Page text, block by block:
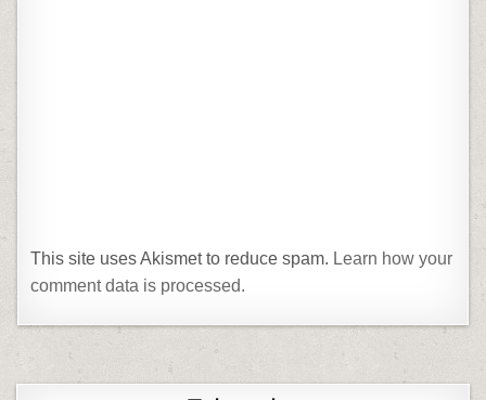
This site uses Akismet to reduce spam. Learn how your
comment data is processed.